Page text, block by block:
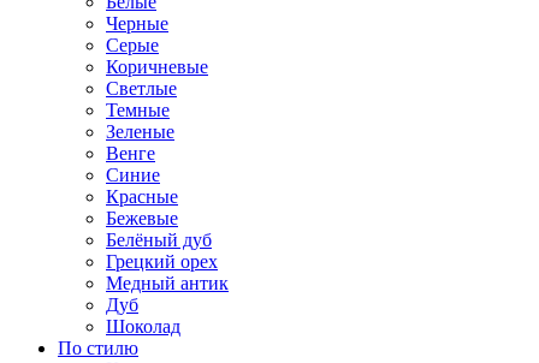
Черные
Серые
Коричневые
Светлые
Темные
Зеленые
Венге
Синие
Красные
Бежевые
Белёный дуб
Грецкий орех
Медный антик
Дуб
Шоколад
По стилю